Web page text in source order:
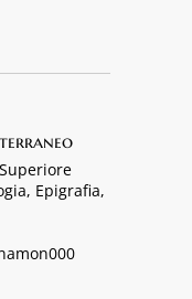
Epigrafia,